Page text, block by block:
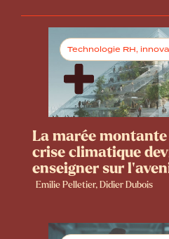
Technologie RH,
La marée montante
crise climatique
enseigner sur
Emilie Pelletier, Didier Dubois